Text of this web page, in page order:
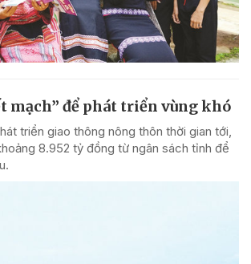
mạch” để phát triển vùng khó
triển giao thông nông thôn thời gian tới,
8.952 tỷ đồng từ ngân sách tỉnh để